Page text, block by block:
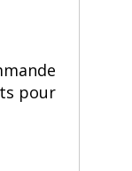
pour